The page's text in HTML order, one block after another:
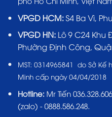
VPGD HCM:S4 Ba Vì,
VPGD HN:Lô 9 C24 Khu
Phường Định Công,
MST: 0314965841 do Sở Kế
Minh cấp ngày 04/04/2018
Hotline: Mr Tiến
(zalo) - 0888.586.248.